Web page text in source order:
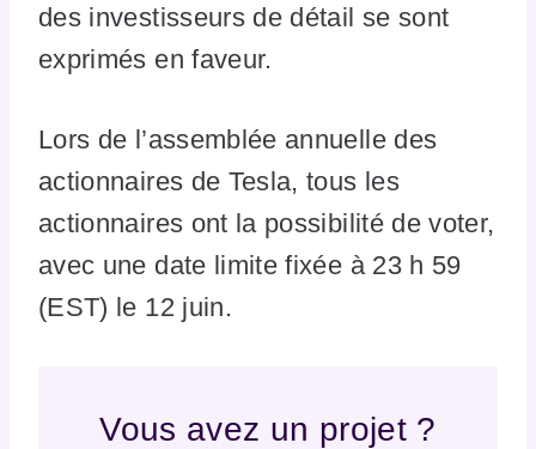
des investisseurs de détail se sont
exprimés en faveur.
Lors de l’assemblée annuelle des
actionnaires de Tesla, tous les
actionnaires ont la possibilité de voter,
avec une date limite fixée à 23 h 59
(EST) le 12 juin.
Vous avez un projet ?